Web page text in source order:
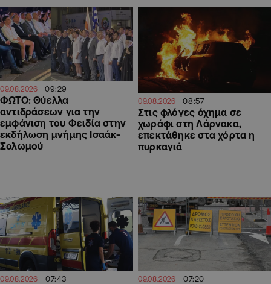
09.08.2026 09:29
ΦΩΤΟ: Θύελλα
αντιδράσεων για την
εμφάνιση του Φειδία στην
εκδήλωση μνήμης Ισαάκ-
Σολωμού
09.08.2026 08:57
Στις φλόγες όχημα σε
χωράφι στη Λάρνακα,
επεκτάθηκε στα χόρτα η
πυρκαγιά
09.08.2026 07:43 09.08.2026 07:20